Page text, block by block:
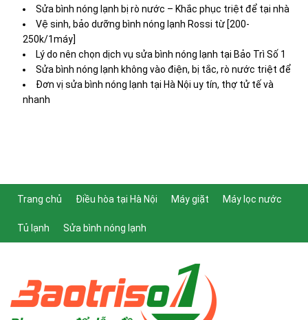
Sửa bình nóng lạnh bị rò nước – Khắc phục triệt để tại nhà
Vệ sinh, bảo dưỡng bình nóng lạnh Rossi từ [200-
250k/1máy]
Lý do nên chọn dịch vụ sửa bình nóng lạnh tại Bảo Trì Số 1
Sửa bình nóng lạnh không vào điện, bị tắc, rò nước triệt để
Đơn vị sửa bình nóng lạnh tại Hà Nội uy tín, thợ tử tế và
nhanh
Trang chủ Điều hòa tại Hà Nội Máy giặt Máy lọc nước
Tủ lạnh Sửa bình nóng lạnh